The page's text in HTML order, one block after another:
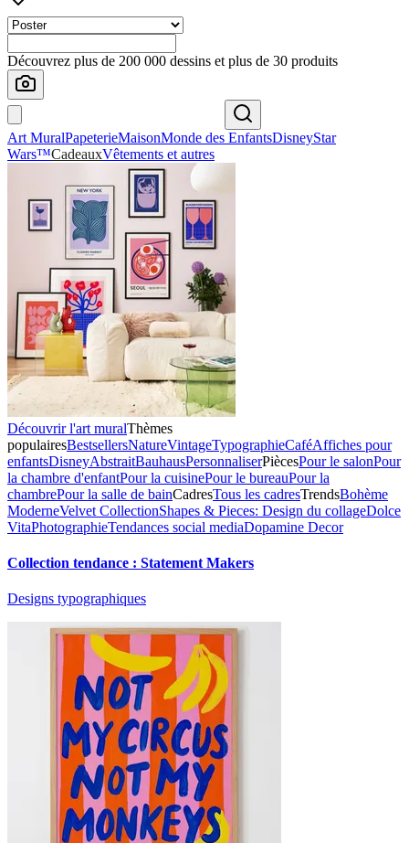
Découvrez plus de 200 000 dessins et plus de 30 produits
Art MuralPapeterieMaisonMonde des EnfantsDisneyStar
Wars™CadeauxVêtements et autres
Découvrir l'art muralThèmes
populairesBestsellersNatureVintageTypographieCaféAffiches pour
enfantsDisneyAbstraitBauhausPersonnaliserPiècesPour le salonPour
la chambre d'enfantPour la cuisinePour le bureauPour la
chambrePour la salle de bainCadresTous les cadresTrendsBohème
ModerneVelvet CollectionShapes & Pieces: Design du collageDolce
VitaPhotographieTendances social mediaDopamine Decor
Collection tendance : Statement Makers
Designs typographiques